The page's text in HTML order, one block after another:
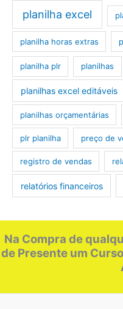
planilha excel
planilha horas extras
planilha plr planilhas
planilhas excel editáveis
planilhas orçamentárias
plr planilha preço de
registro de vendas
relatórios financeiros
Na Compra de
de Presente um